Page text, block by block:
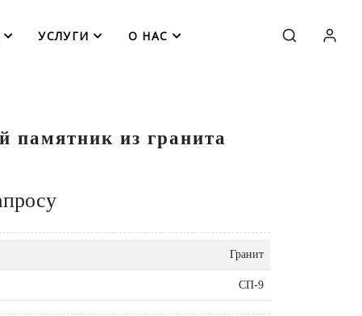
УСЛУГИ О НАС
памятник из гранита
Гранит
СП-9